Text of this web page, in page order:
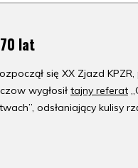
70 lat
się XX Zjazd
wygłosił tajny referat
odsłaniający kulisy